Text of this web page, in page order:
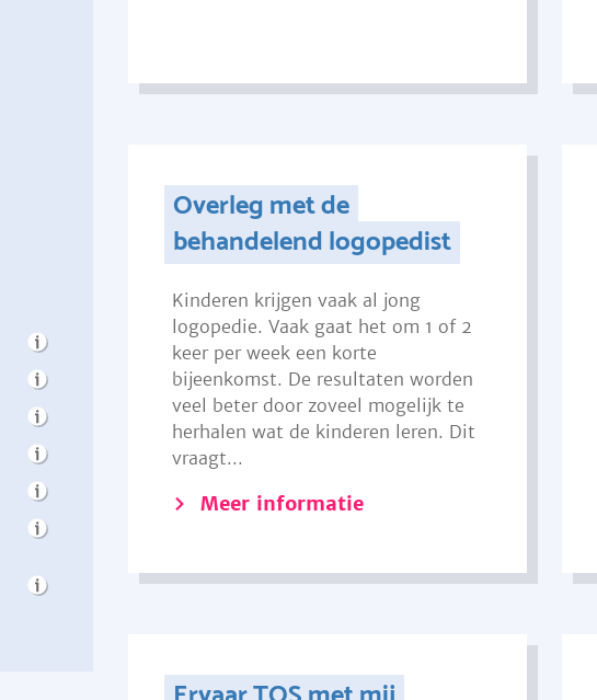
Overleg met de
behandelend logopedist
Kinderen krijgen vaak al jong
logopedie. Vaak gaat het om 1 of 2
keer per week een korte
bijeenkomst. De resultaten worden
veel beter door zoveel mogelijk te
herhalen wat de kinderen leren. Dit
vraagt...
Meer informatie